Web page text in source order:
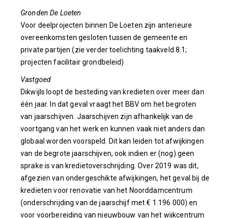
Gronden De Loeten
Voor deelprojecten binnen De Loeten zijn anterieure
overeenkomsten gesloten tussen de gemeente en
private partijen (zie verder toelichting taakveld 8.1;
projecten facilitair grondbeleid)
Vastgoed
Dikwijls loopt de besteding van kredieten over meer dan
één jaar. In dat geval vraagt het BBV om het begroten
van jaarschijven. Jaarschijven zijn afhankelijk van de
voortgang van het werk en kunnen vaak niet anders dan
globaal worden voorspeld. Dit kan leiden tot afwijkingen
van de begrote jaarschijven, ook indien er (nog) geen
sprake is van kredietoverschrijding. Over 2019 was dit,
afgezien van ondergeschikte afwijkingen, het geval bij de
kredieten voor renovatie van het Noorddamcentrum
(onderschrijding van de jaarschijf met € 1.196.000) en
voor voorbereiding van nieuwbouw van het wijkcentrum